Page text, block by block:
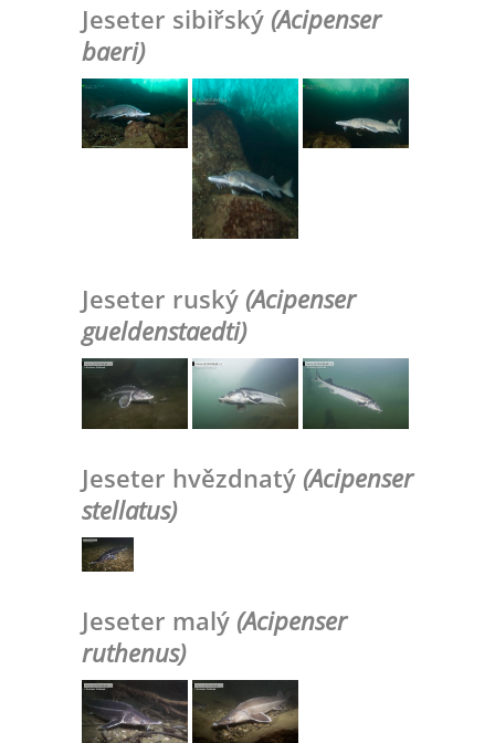
Jeseter sibiřský (Acipenser
baeri)
Jeseter ruský (Acipenser
gueldenstaedti)
Jeseter hvězdnatý (Acipenser
stellatus)
Jeseter malý (Acipenser
ruthenus)